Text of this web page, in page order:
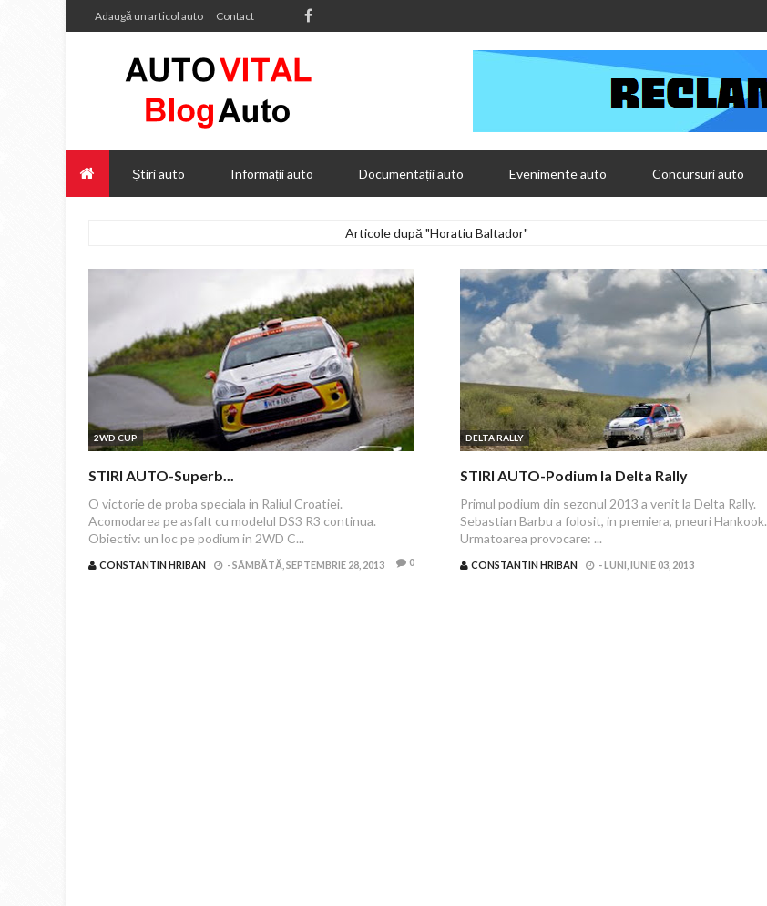
Adaugă un articol auto Contact
Știri auto Informații auto Documentații auto Evenimente auto Concursuri auto
Articole după "Horatiu Baltador"
2WD CUP
STIRI AUTO-Superb...
O victorie de proba speciala in Raliul Croatiei.
Acomodarea pe asfalt cu modelul DS3 R3 continua.
Obiectiv: un loc pe podium in 2WD C...
CONSTANTIN HRIBAN -SÂMBĂTĂ, SEPTEMBRIE 28, 2013 0
DELTA RALLY
STIRI AUTO-Podium la Delta Rally
Primul podium din sezonul 2013 a venit la Delta Rally.
Sebastian Barbu a folosit, in premiera, pneuri Hankook.
Urmatoarea provocare: ...
CONSTANTIN HRIBAN -LUNI, IUNIE 03, 2013